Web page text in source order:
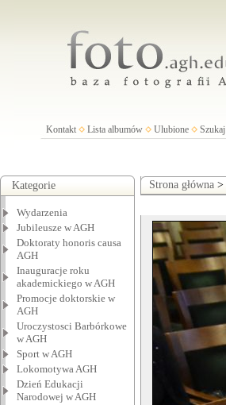
Kontakt Lista albumów Ulubione Szukaj
Kategorie
Wydarzenia
Jubileusze w AGH
Doktoraty honoris causa
AGH
Inauguracje roku
akademickiego w AGH
Promocje doktorskie w
AGH
Uroczystosci Barbórkowe
w AGH
Sport w AGH
Lokomotywa AGH
Dzień Edukacji
Narodowej w AGH
Strona główna >